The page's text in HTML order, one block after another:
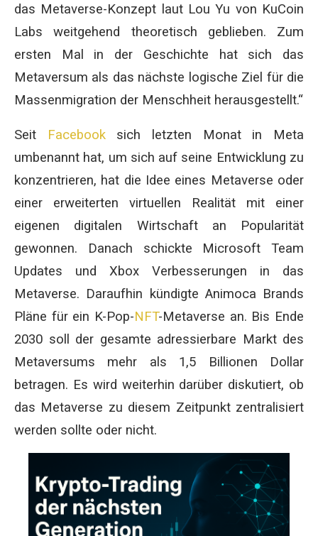
das Metaverse-Konzept laut Lou Yu von KuCoin
Labs weitgehend theoretisch geblieben. Zum
ersten Mal in der Geschichte hat sich das
Metaversum als das nächste logische Ziel für die
Massenmigration der Menschheit herausgestellt.“
Seit Facebooksich letzten Monat in Meta
umbenannt hat, um sich auf seine Entwicklung zu
konzentrieren, hat die Idee eines Metaverse oder
einer erweiterten virtuellen Realität mit einer
eigenen digitalen Wirtschaft an Popularität
gewonnen. Danach schickte Microsoft Team
Updates und Xbox Verbesserungen in das
Metaverse. Daraufhin kündigte Animoca Brands
Pläne für ein K-Pop-NFT-Metaverse an. Bis Ende
2030 soll der gesamte adressierbare Markt des
Metaversums mehr als 1,5 Billionen Dollar
betragen. Es wird weiterhin darüber diskutiert, ob
das Metaverse zu diesem Zeitpunkt zentralisiert
werden sollte oder nicht.